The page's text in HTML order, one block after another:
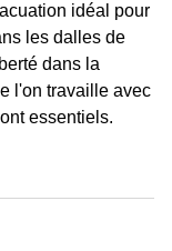
idéal pour
les dalles de
dans la
l'on travaille avec
essentiels.